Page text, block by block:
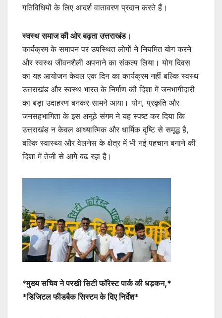
गतिविधियों के लिए आदर्श वातावरण प्रदान करते हैं।
स्वस्थ समाज की ओर बढ़ता उत्तराखंड।
कार्यक्रम के समापन पर उपस्थित लोगों ने नियमित योग करने
और स्वस्थ जीवनशैली अपनाने का संकल्प लिया। योग दिवस
का यह आयोजन केवल एक दिन का कार्यक्रम नहीं बल्कि स्वस्थ
उत्तराखंड और स्वस्थ भारत के निर्माण की दिशा में जनभागीदारी
का बड़ा उदाहरण बनकर सामने आया। योग, प्रकृति और
जनसहभागिता के इस अनूठे संगम ने यह स्पष्ट कर दिया कि
उत्तराखंड न केवल आध्यात्मिक और धार्मिक दृष्टि से समृद्ध है,
बल्कि स्वास्थ्य और वेलनेस के क्षेत्र में भी नई पहचान बनाने की
दिशा में तेजी से आगे बढ़ रहा है।
*मुख्य सचिव ने परखी सिटी फॉरेस्ट पार्क की धड़कन,*
*डिजिटल फीडबैक सिस्टम के दिए निर्देश*